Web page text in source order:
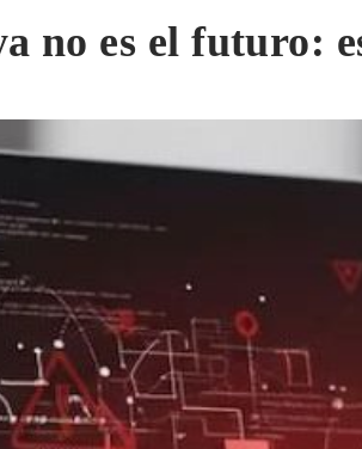
no es el futuro: